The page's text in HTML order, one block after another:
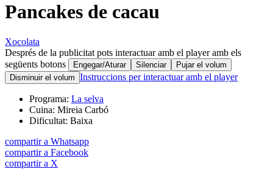
Pancakes de cacau
Xocolata
Després de la publicitat pots interactuar amb el player amb els
següents botons
Engegar/Aturar Silenciar
Pujar el volum
Disminuir el volum Instruccions per interactuar amb el player
Programa: La selva
Cuina: Mireia Carbó
Dificultat: Baixa
compartir a Whatsapp
compartir a Facebook
compartir a X